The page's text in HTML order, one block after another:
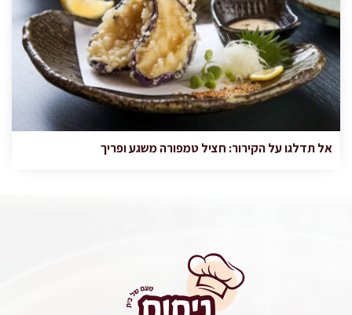
אל תדלגו על הקירור: חציל טמפורה משגע ופריך